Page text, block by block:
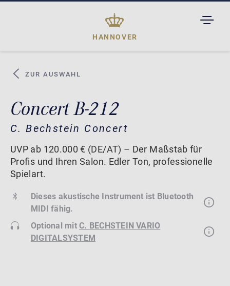
HANNOVER
ZUR AUSWAHL
Concert B-212
C. Bechstein Concert
UVP ab 120.000 € (DE/AT) – Der Maßstab für
Profis und Ihren Salon. Edler Ton, professionelle
Spielart.
Dieses akustische Instrument ist Bluetooth
MIDI fähig.
Optional mitC. BECHSTEIN VARIO
DIGITALSYSTEM